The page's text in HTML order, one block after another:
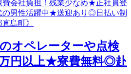
オペレーターや点検
円以上★寮費無料◎赴